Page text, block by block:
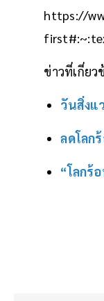
https://
ข่าวที่เกี่ยว
วันสิ่งแ
ลดโลก
“โลกร้